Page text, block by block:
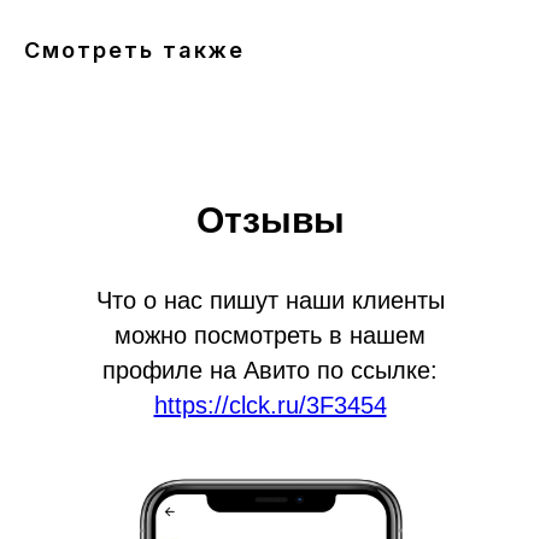
Смотреть также
Что о нас пишут наши клиенты
можно посмотреть в нашем
профиле на Авито по ссылке:
https://clck.ru/3F3454
Отзывы